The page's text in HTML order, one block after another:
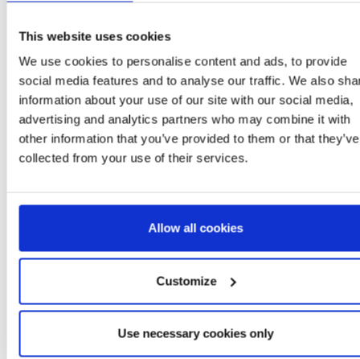
This website uses cookies
We use cookies to personalise content and ads, to provide
social media features and to analyse our traffic. We also
information about your use of our site with our social media,
advertising and analytics partners who may combine it with
other information that you’ve provided to them or that they’ve
collected from your use of their services.
Allow all cookies
Customize
Use necessary cookies only
More Items PRINCESS
CAP PRINCESS
PRINCESS